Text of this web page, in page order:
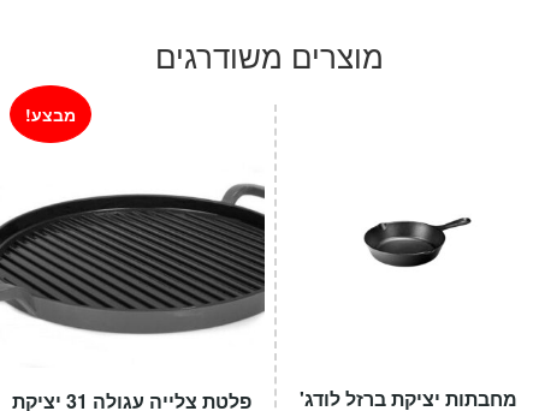
הוא:
מוצרים משודרגים
פלטת צלייה עגולה 31 יציקת
מבצע!
מחבתות יציקת ברזל לודג'